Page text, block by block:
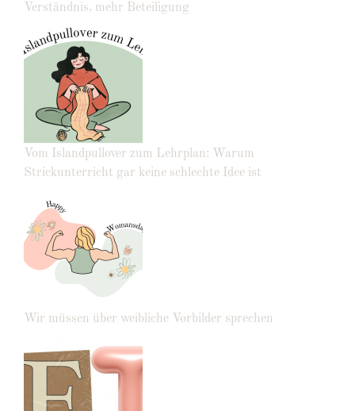
Verständnis, mehr Beteiligung
Vom Islandpullover zum Lehrplan: Warum
Strickunterricht gar keine schlechte Idee ist
Wir müssen über weibliche Vorbilder sprechen